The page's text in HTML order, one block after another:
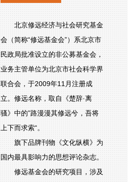
北京修远经济与社会研究基金
会（简称“修远基金会”）系北京市
民政局批准设立的非公募基金会，
业务主管单位为北京市社会科学界
联合会，于2009年11月注册成
立。修远名称，取自《楚辞·离
骚》中的”路漫漫其修远兮，吾将
上下而求索“。
旗下品牌刊物《文化纵横》为
国内最具影响力的思想评论杂志。
修远基金会的研究项目，涉及